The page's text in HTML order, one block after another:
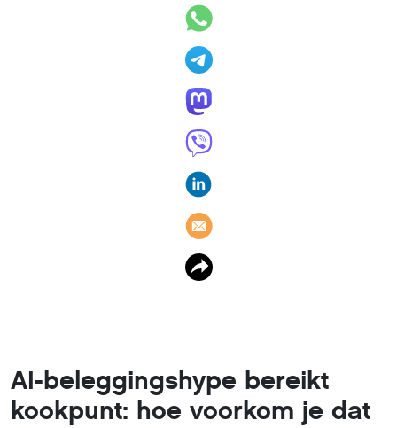
AI-beleggingshype bereikt
kookpunt: hoe voorkom je dat